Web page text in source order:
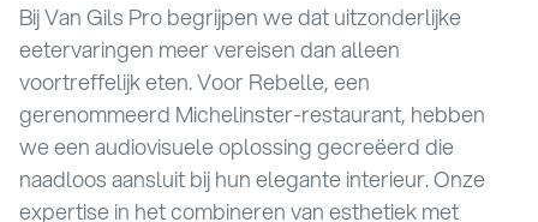
Bij Van Gils Pro begrijpen we dat uitzonderlijke
eetervaringen meer vereisen dan alleen
voortreffelijk eten. Voor Rebelle, een
gerenommeerd Michelinster-restaurant, hebben
we een audiovisuele oplossing gecreëerd die
naadloos aansluit bij hun elegante interieur. Onze
expertise in het combineren van esthetiek met